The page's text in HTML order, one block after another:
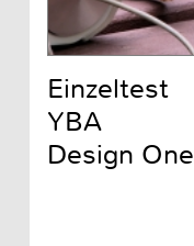
Einzeltest
YBA
Design One